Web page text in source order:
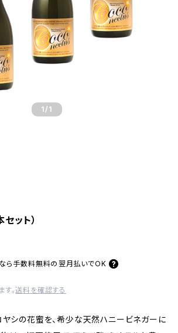
1 /1
ット）
なら 手数料無料の 翌月払いでOK
す。送料を確認する
シの花蜜を、希少な天然ハニービネガーに